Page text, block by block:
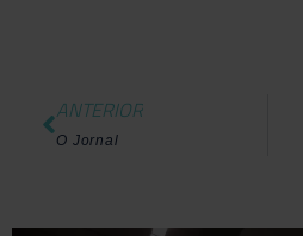
ANTERIOR
O Jornal